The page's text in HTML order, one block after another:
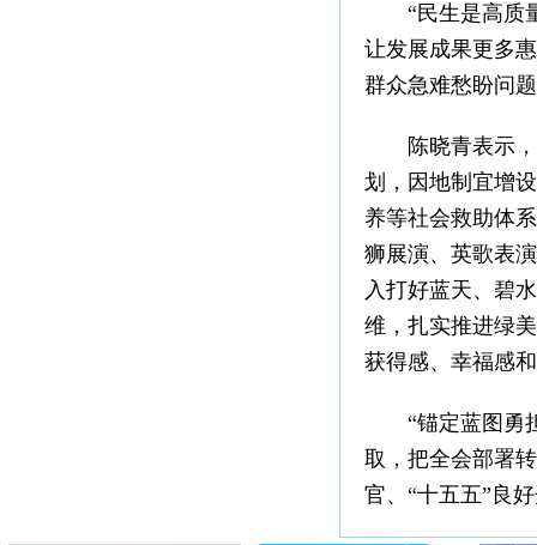
“民生是高质量
让发展成果更多
群众急难愁盼问
陈晓青表示，
划，因地制宜增
养等社会救助体
狮展演、英歌表
入打好蓝天、碧
维，扎实推进绿
获得感、幸福感
“锚定蓝图勇担
取，把全会部署
官、“十五五”良